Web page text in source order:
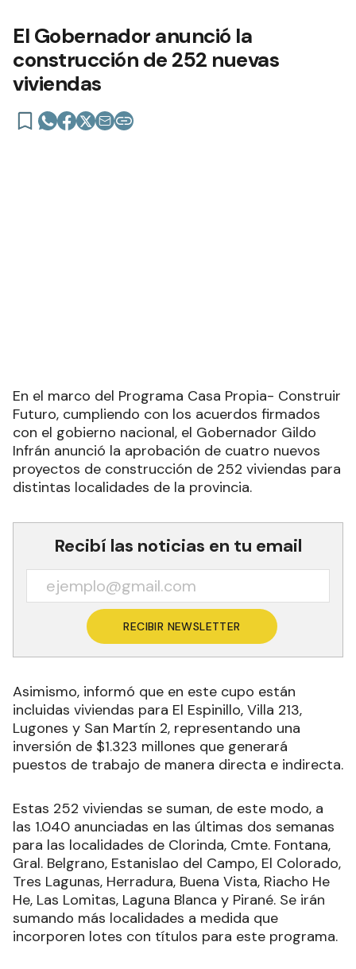
El Gobernador anunció la
construcción de 252 nuevas
viviendas
En el marco del Programa Casa Propia- Construir
Futuro, cumpliendo con los acuerdos firmados
con el gobierno nacional, el Gobernador Gildo
Infrán anunció la aprobación de cuatro nuevos
proyectos de construcción de 252 viviendas para
distintas localidades de la provincia.
Recibí las noticias en tu email
RECIBIR NEWSLETTER
Asimismo, informó que en este cupo están
incluidas viviendas para El Espinillo, Villa 213,
Lugones y San Martín 2, representando una
inversión de $1.323 millones que generará
puestos de trabajo de manera directa e indirecta.
Estas 252 viviendas se suman, de este modo, a
las 1.040 anunciadas en las últimas dos semanas
para las localidades de Clorinda, Cmte. Fontana,
Gral. Belgrano, Estanislao del Campo, El Colorado,
Tres Lagunas, Herradura, Buena Vista, Riacho He
He, Las Lomitas, Laguna Blanca y Pirané. Se irán
sumando más localidades a medida que
incorporen lotes con títulos para este programa.